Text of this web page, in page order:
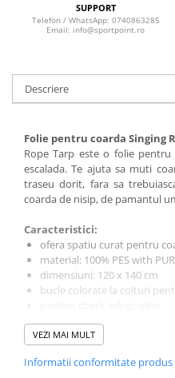
Imbracaminte de corp
Manusi
Accesorii
Barbati
Pantaloni
Caciuli
Sosete
Bandane
Imbracaminte de corp
Jachete copii
Caciuli
Pantaloni copii
SUPPORT
Telefon / WhatsApp: 0740863285
Email: info@sportpoint.ro
Descriere
Folie pentru coarda Singing
Rope Tarp este o folie
escalada. Te ajuta sa muti
traseu dorit, fara sa
coarda de nisip, de pamantul
Caracteristici:
ofera spatiu curat pentru
material: 100% PES with
dimensiuni: 120 x 140 cm
bucle colorate la colturi
cu aceasta husa prelungesti
impachetare rapida fara sa
VEZI MAI MULT
Informatii conformitate produs